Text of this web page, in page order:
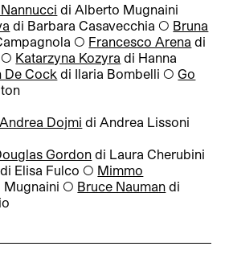
di Alberto Mugnaini
di Barbara Casavecchia ◯ Bruna
◯ Francesco Arena di
◯ Katarzyna Kozyra di Hanna
De Cock di Ilaria Bombelli ◯Go
Andrea Dojmi di Andrea Lissoni
Gordon di Laura Cherubini
di Elisa Fulco ◯ Mimmo
Mugnaini ◯ Bruce Nauman di